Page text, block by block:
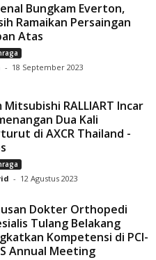
Bungkam Everton,
Ramaikan Persaingan
Atas
- 18 September 2023
Mitsubishi RALLIART Incar
Dua Kali
di AXCR Thailand -
- 12 Agustus 2023
Dokter Orthopedi
Tulang Belakang
Kompetensi di PCI-
Annual Meeting